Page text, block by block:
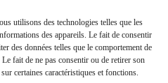
utilisons des technologies telles que les
des appareils. Le fait de consentir
des données telles que le comportement de
fait de ne pas consentir ou de retirer son
certaines caractéristiques et fonctions.
doré
38500 Voiron